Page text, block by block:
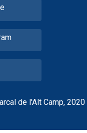
de l'Alt Camp, 2020